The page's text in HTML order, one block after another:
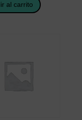
al carrito